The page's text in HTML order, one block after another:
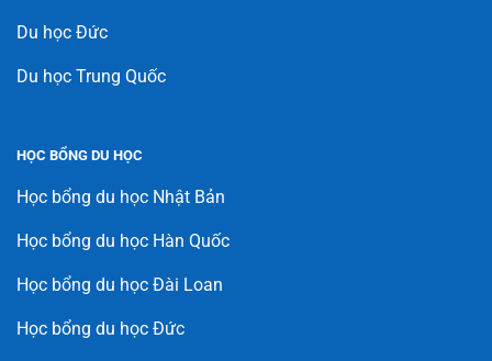
Du học Đức
Du học Trung Quốc
HỌC BỔNG DU HỌC
Học bổng du học Nhật Bản
Học bổng du học Hàn Quốc
Học bổng du học Đài Loan
Học bổng du học Đức